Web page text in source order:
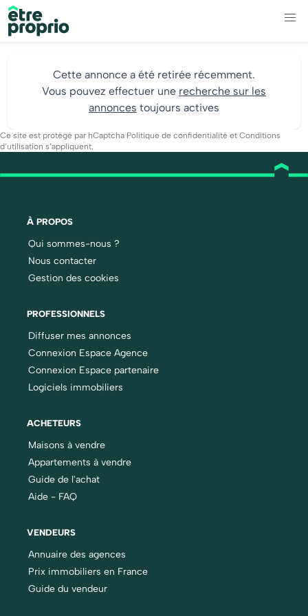
Cette annonce a été retirée récemment.
Vous pouvez effectuer une recherche sur les
annonces toujours actives
Ce site est protégé par hCaptcha Politique de confidentialité et Conditions
d’utilisation s’appliquent.
À PROPOS
Qui sommes-nous ?
Nous contacter
Gestion des cookies
PROFESSIONNELS
Diffuser mes annonces
Connexion Espace Agence
Connexion Espace partenaire
Logiciels immobiliers
ACHETEURS
Maisons à vendre
Appartements à vendre
Guide de l'achat
Aide - FAQ
VENDEURS
Annuaire des agences
Prix immobiliers en France
Guide du vendeur